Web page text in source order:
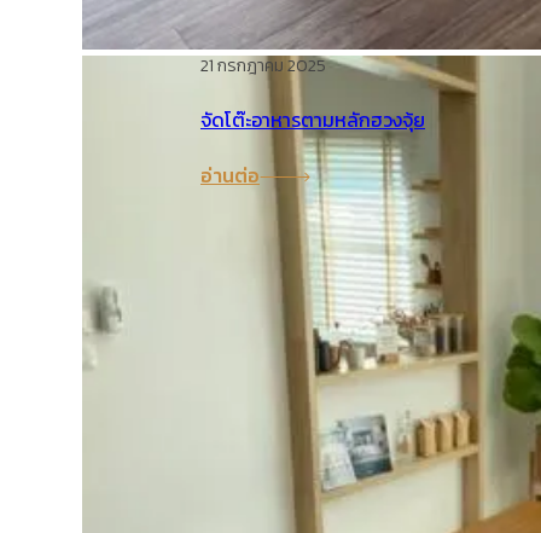
21 กรกฎาคม 2025
จัดโต๊ะอาหารตามหลักฮวงจุ้ย
อ่านต่อ